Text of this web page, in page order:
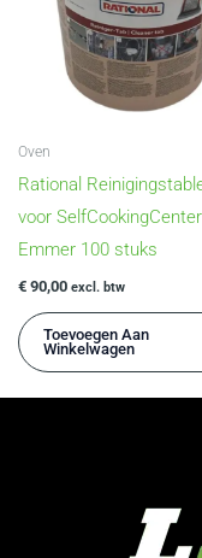
Oven
Rational
voor
Emmer 100 stuks
€ 90,00 excl. btw
Toevoegen Aan
Winkelwagen